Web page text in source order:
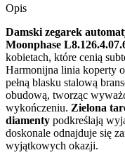
Opis
Damski zegarek
Moonphase
kobietach, które cenią
Harmonijna linia koperty
pełną blasku stalową
obudową, tworząc
wykończeniu. Zielona
diamenty podkreślają
doskonale odnajduje się
wyjątkowych okazji.